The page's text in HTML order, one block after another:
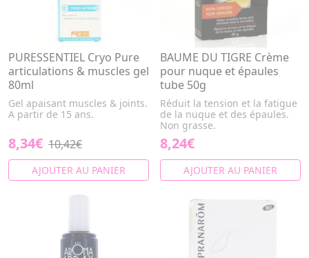
PURESSENTIEL Cryo Pure
articulations & muscles gel
80ml
Gel apaisant muscles & joints.
A partir de 15 ans.
8,34€ 10,42€
AJOUTER AU PANIER
BAUME DU TIGRE Crème
pour nuque et épaules
tube 50g
Réduit la tension et la fatigue
de la nuque et des épaules.
Non grasse.
8,24€
AJOUTER AU PANIER